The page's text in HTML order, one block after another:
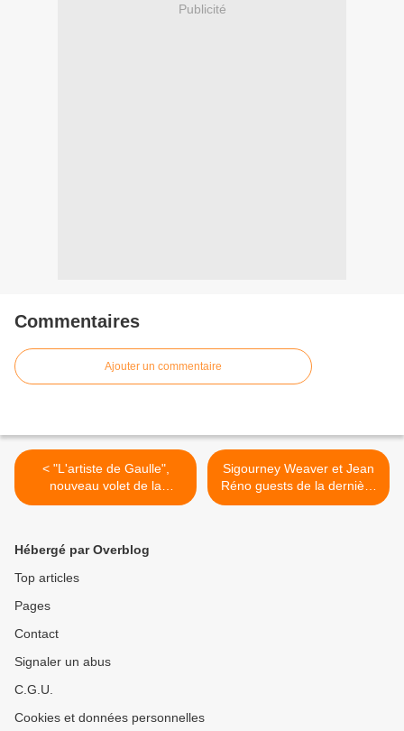
Publicité
Commentaires
Ajouter un commentaire
< "L'artiste de Gaulle",
nouveau volet de la
collection "Le doc
Sigourney Weaver et Jean
Réno guests de la dernière
soirée de "Dix pour cent" ce
Hébergé par Overblog
Top articles
Pages
Contact
Signaler un abus
C.G.U.
Cookies et données personnelles